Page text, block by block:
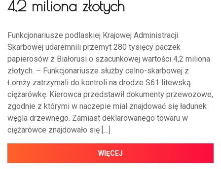
4,2 miliona złotych
Funkcjonariusze podlaskiej Krajowej Administracji
Skarbowej udaremnili przemyt 280 tysięcy paczek
papierosów z Białorusi o szacunkowej wartości 4,2 miliona
złotych. – Funkcjonariusze służby celno-skarbowej z
Łomży zatrzymali do kontroli na drodze S61 litewską
ciężarówkę. Kierowca przedstawił dokumenty przewozowe,
zgodnie z którymi w naczepie miał znajdować się ładunek
węgla drzewnego. Zamiast deklarowanego towaru w
ciężarówce znajdowało się […]
WIĘCEJ